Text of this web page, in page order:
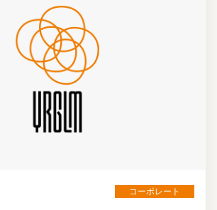
コーポレート